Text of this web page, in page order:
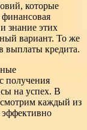
которые
знание этих
вариант. То же
выплаты кредита.
получения
на успех. В
каждый из